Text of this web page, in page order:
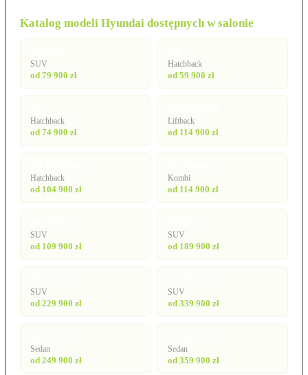
Katalog modeli Hyundai dostępnych w salonie
SUV
od 79 900 zł
Hatchback
od 59 900 zł
Hatchback
od 74 900 zł
Liftback
od 114 900 zł
Hatchback
od 104 900 zł
Kombi
od 114 900 zł
SUV
od 109 900 zł
SUV
od 189 900 zł
SUV
od 229 900 zł
SUV
od 339 900 zł
Sedan
od 249 900 zł
Sedan
od 359 900 zł